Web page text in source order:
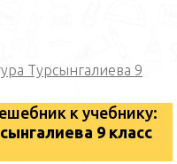
Турсынгалиева 9
к учебнику:
9 класс